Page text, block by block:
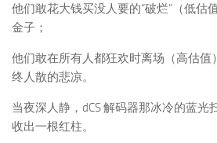
他们敢花大钱买没人要的“破烂”（低估
金子；
他们敢在所有人都狂欢时离场（高估值
终人散的悲凉。
当夜深人静，dCS 解码器那冰冷的蓝光
收出一根红柱。